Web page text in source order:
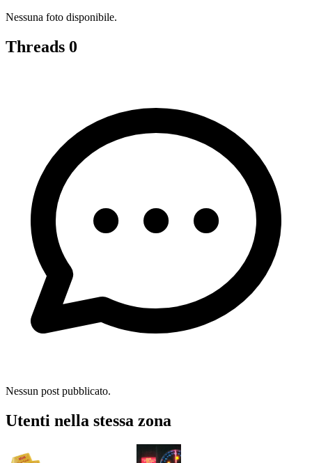
Nessuna foto disponibile.
Threads 0
Nessun post pubblicato.
Utenti nella stessa zona